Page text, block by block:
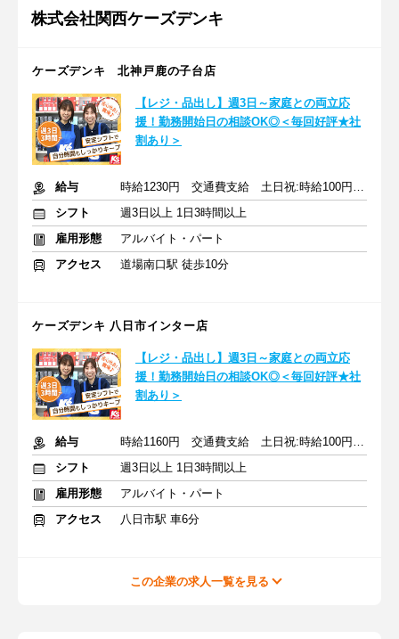
株式会社関西ケーズデンキ
ケーズデンキ 北神戸鹿の子台店
【レジ・品出し】週3日～家庭との両立応
援！勤務開始日の相談OK◎＜毎回好評★社
割あり＞
給与
時給1230円 交通費支給 土日祝:時給100円UP 交通費支給
シフト
週3日以上 1日3時間以上
雇用形態
アルバイト・パート
アクセス
道場南口駅 徒歩10分
ケーズデンキ 八日市インター店
【レジ・品出し】週3日～家庭との両立応
援！勤務開始日の相談OK◎＜毎回好評★社
割あり＞
給与
時給1160円 交通費支給 土日祝:時給100円UP 交通費支給
シフト
週3日以上 1日3時間以上
雇用形態
アルバイト・パート
アクセス
八日市駅 車6分
この企業の求人一覧を見る